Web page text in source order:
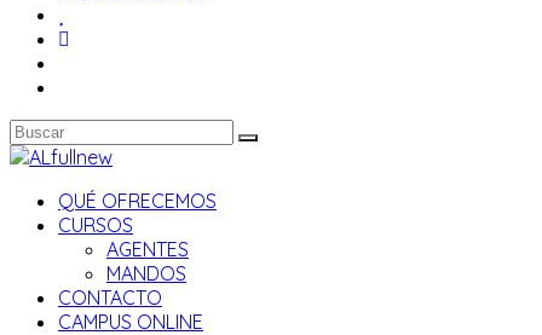
QUÉ OFRECEMOS
CURSOS
AGENTES
MANDOS
CONTACTO
CAMPUS ONLINE